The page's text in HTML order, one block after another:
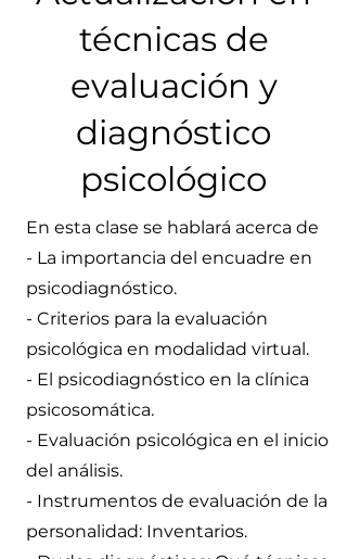
técnicas de
evaluación y
diagnóstico
psicológico
En esta clase se hablará acerca de
- La importancia del encuadre en
psicodiagnóstico.
- Criterios para la evaluación
psicológica en modalidad virtual.
- El psicodiagnóstico en la clínica
psicosomática.
- Evaluación psicológica en el inicio
del análisis.
- Instrumentos de evaluación de la
personalidad: Inventarios.